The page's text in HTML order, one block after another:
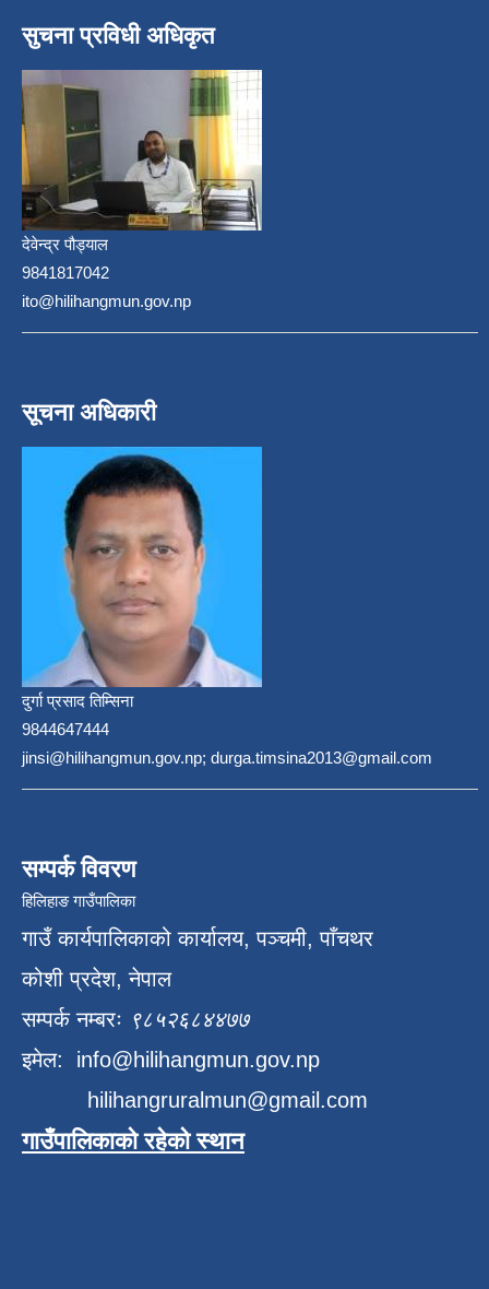
सुचना प्रविधी अधिकृत
देवेन्द्र पौड्याल
9841817042
ito@hilihangmun.gov.np
सूचना अधिकारी
दुर्गा प्रसाद तिम्सिना
9844647444
jinsi@hilihangmun.gov.np; durga.timsina2013@gmail.com
सम्पर्क विवरण
हिलिहाङ गाउँपालिका
गाउँ कार्यपालिकाको कार्यालय, पञ्चमी, पाँचथर
कोशी प्रदेश, नेपाल
सम्पर्क नम्बरः ९८५२६८४४७७
इमेल: info@hilihangmun.gov.np
hilihangruralmun@gmail.com
गाउँपालिकाको रहेको स्थान